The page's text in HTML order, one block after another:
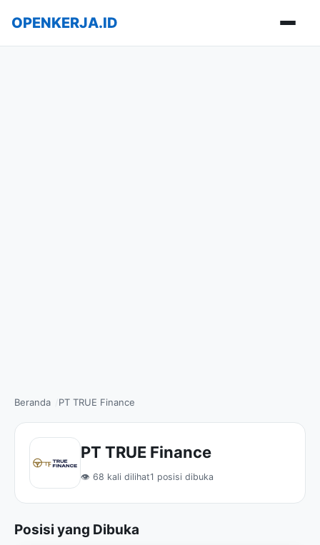
OPENKERJA.ID
Beranda PT TRUE Finance
PT TRUE Finance
👁 68 kali dilihat1 posisi dibuka
Posisi yang Dibuka